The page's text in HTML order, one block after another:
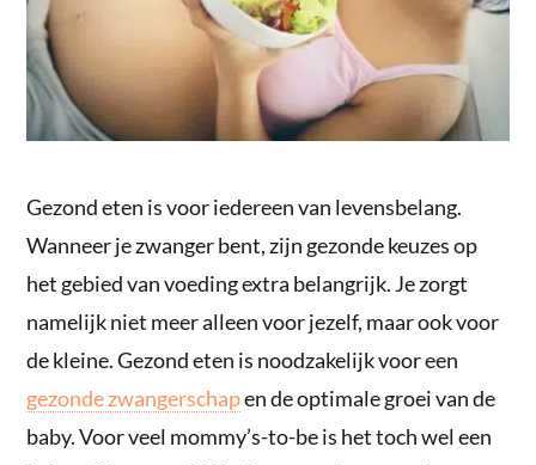
Gezond eten is voor iedereen van levensbelang.
Wanneer je zwanger bent, zijn gezonde keuzes op
het gebied van voeding extra belangrijk. Je zorgt
namelijk niet meer alleen voor jezelf, maar ook voor
de kleine. Gezond eten is noodzakelijk voor een
gezonde zwangerschapen de optimale groei van de
baby. Voor veel mommy’s-to-be is het toch wel een